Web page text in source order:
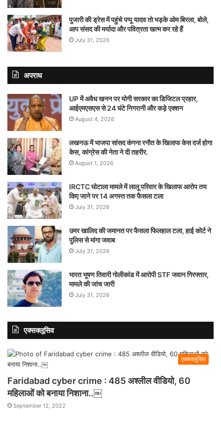
पुजारी की ड्रेस में पहुंचे पप्पू यादव तो भड़के ओम बिरला, बोले,
आप संसद की मर्यादा और पवित्रता खत्म कर रहे हैं
July 31, 2026
अपराध
UP में अवैध खनन पर योगी सरकार का डिजिटल प्रहार,
आईएमएसएस से 24 घंटे निगरानी और कड़े एक्शन
August 4, 2026
लखनऊ में भाजपा सांसद कंगना रनौत के खिलाफ केस दर्ज होगा
केस, कांग्रेस की नेता ने दी तहरीर.
August 1, 2026
IRCTC घोटाला मामले में लालू परिवार के खिलाफ आरोप तय
किए जाने पर 14 अगस्त तक फैसला टला
July 31, 2026
उमर खालिद की जमानत पर फैसला फिलहाल टला, हाई कोर्ट ने
पुलिस से मांगा जवाब
July 31, 2026
भारत भूषण तिवारी गोलीकांड में आरोपी STF जवान गिरफ्तार,
मामले की जांच जारी
July 31, 2026
एक्सक्लूसिव
एक्सक्लूसिव
Faridabad cyber crime : 485 अश्लील वीडियो, 60
महिलाओं को बनाया निशाना..￼
September 12, 2022